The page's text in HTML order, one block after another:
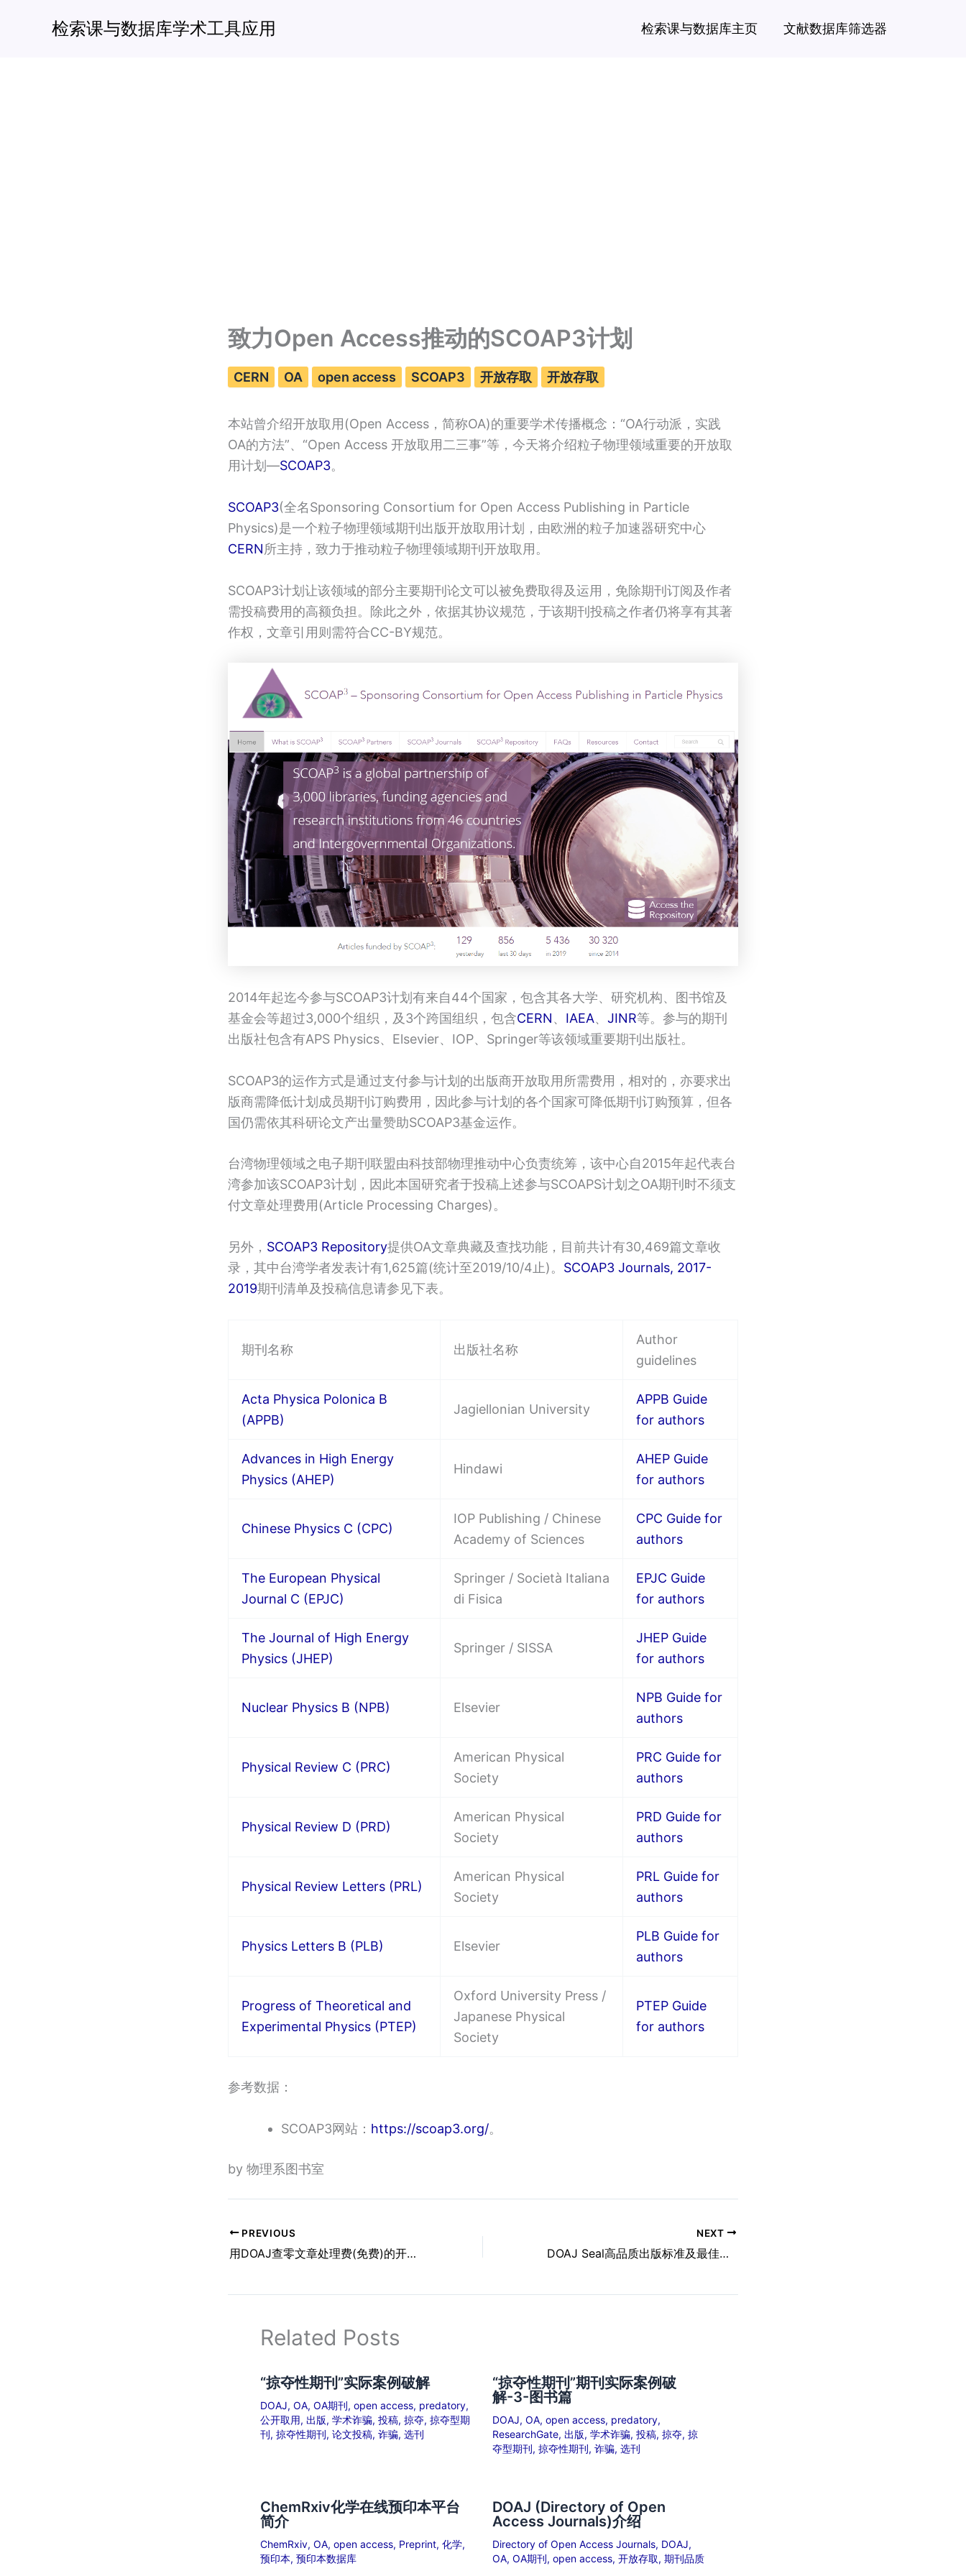
检索课与数据库学术工具应用 检索课与数据库主页 文献数据库筛选器
致力Open Access推动的SCOAP3计划
CERN OA open access SCOAP3 开放存取 开放存取
本站曾介绍开放取用(Open Access，简称OA)的重要学术传播概念：“OA行动派，实践
OA的方法”、“Open Access 开放取用二三事”等，今天将介绍粒子物理领域重要的开放取
用计划—SCOAP3。
SCOAP3(全名Sponsoring Consortium for Open Access Publishing in Particle
Physics)是一个粒子物理领域期刊出版开放取用计划，由欧洲的粒子加速器研究中心
CERN所主持，致力于推动粒子物理领域期刊开放取用。
SCOAP3计划让该领域的部分主要期刊论文可以被免费取得及运用，免除期刊订阅及作者
需投稿费用的高额负担。除此之外，依据其协议规范，于该期刊投稿之作者仍将享有其著
作权，文章引用则需符合CC-BY规范。
2014年起迄今参与SCOAP3计划有来自44个国家，包含其各大学、研究机构、图书馆及
基金会等超过3,000个组织，及3个跨国组织，包含CERN、 IAEA、 JINR等。参与的期刊
出版社包含有APS Physics、Elsevier、IOP、Springer等该领域重要期刊出版社。
SCOAP3的运作方式是通过支付参与计划的出版商开放取用所需费用，相对的，亦要求出
版商需降低计划成员期刊订购费用，因此参与计划的各个国家可降低期刊订购预算，但各
国仍需依其科研论文产出量赞助SCOAP3基金运作。
台湾物理领域之电子期刊联盟由科技部物理推动中心负责统筹，该中心自2015年起代表台
湾参加该SCOAP3计划，因此本国研究者于投稿上述参与SCOAPS计划之OA期刊时不须支
付文章处理费用(Article Processing Charges)。
另外， SCOAP3 Repository提供OA文章典藏及查找功能，目前共计有30,469篇文章收
录，其中台湾学者发表计有1,625篇(统计至2019/10/4止)。 SCOAP3 Journals, 2017-
2019期刊清单及投稿信息请参见下表。
期刊名称 出版社名称
Author
guidelines
Acta Physica Polonica B
(APPB)
Jagiellonian University
APPB Guide
for authors
Advances in High Energy
Physics (AHEP)
Hindawi
AHEP Guide
for authors
Chinese Physics C (CPC)
IOP Publishing / Chinese
Academy of Sciences
CPC Guide for
authors
The European Physical
Journal C (EPJC)
Springer / Società Italiana
di Fisica
EPJC Guide
for authors
The Journal of High Energy
Physics (JHEP)
Springer / SISSA
JHEP Guide
for authors
Nuclear Physics B (NPB) Elsevier
NPB Guide for
authors
Physical Review C (PRC)
American Physical
Society
PRC Guide for
authors
Physical Review D (PRD)
American Physical
Society
PRD Guide for
authors
Physical Review Letters (PRL)
American Physical
Society
PRL Guide for
authors
Physics Letters B (PLB) Elsevier
PLB Guide for
authors
Progress of Theoretical and
Experimental Physics (PTEP)
Oxford University Press /
Japanese Physical
Society
PTEP Guide
for authors
参考数据：
SCOAP3网站： https://scoap3.org/。
by 物理系图书室
PREVIOUS
用DOAJ查零文章处理费(免费)的开放存取期刊
NEXT
DOAJ Seal高品质出版标准及最佳实践的OA期刊
Related Posts
“掠夺性期刊”实际案例破解
DOAJ, OA, OA期刊, open access, predatory,
公开取用, 出版, 学术诈骗, 投稿, 掠夺, 掠夺型期
刊, 掠夺性期刊, 论文投稿, 诈骗, 选刊
“掠夺性期刊”期刊实际案例破
解-3-图书篇
DOAJ, OA, open access, predatory,
ResearchGate, 出版, 学术诈骗, 投稿, 掠夺, 掠
夺型期刊, 掠夺性期刊, 诈骗, 选刊
ChemRxiv化学在线预印本平台
简介
ChemRxiv, OA, open access, Preprint, 化学,
预印本, 预印本数据库
DOAJ (Directory of Open
Access Journals)介绍
Directory of Open Access Journals, DOAJ,
OA, OA期刊, open access, 开放存取, 期刊品质